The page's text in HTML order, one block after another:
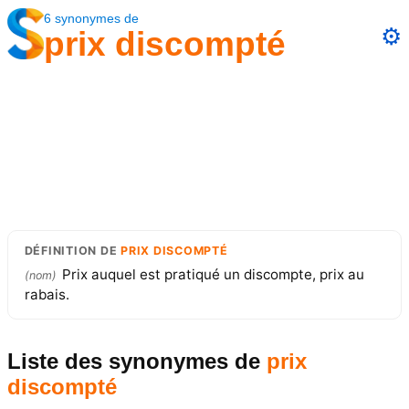
6synonymes de
prix discompté ⚙️
DÉFINITION DEPRIX DISCOMPTÉ
(nom) Prix auquel est pratiqué un discompte, prix au
rabais.
Liste des synonymes de prix
discompté